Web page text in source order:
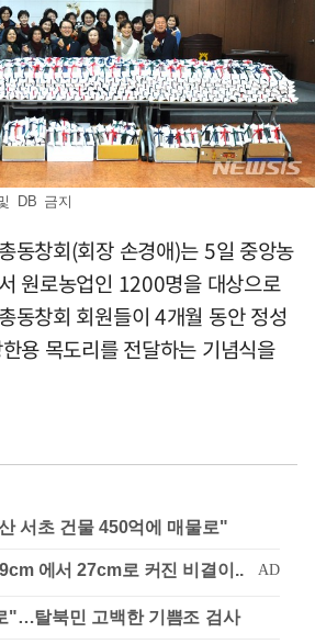
DB 금지
동창회(회장 손경애)는 5일 중앙농
원로농업인 1200명을 대상으로
동창회 회원들이 4개월 동안 정성
용 목도리를 전달하는 기념식을
서초 건물 450억에 매물로"
"…탈북민 고백한 기쁨조 검사